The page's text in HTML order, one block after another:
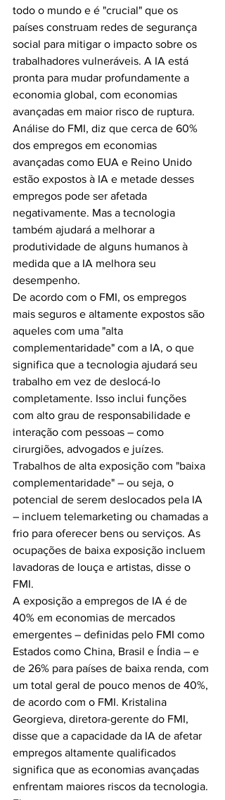
todo o mundo e é "crucial" que os
países construam redes de segurança
social para mitigar o impacto sobre os
trabalhadores vulneráveis. A IA está
pronta para mudar profundamente a
economia global, com economias
avançadas em maior risco de ruptura.
Análise do FMI, diz que cerca de 60%
dos empregos em economias
avançadas como EUA e Reino Unido
estão expostos à IA e metade desses
empregos pode ser afetada
negativamente. Mas a tecnologia
também ajudará a melhorar a
produtividade de alguns humanos à
medida que a IA melhora seu
desempenho.
De acordo com o FMI, os empregos
mais seguros e altamente expostos são
aqueles com uma "alta
complementaridade" com a IA, o que
significa que a tecnologia ajudará seu
trabalho em vez de deslocá-lo
completamente. Isso inclui funções
com alto grau de responsabilidade e
interação com pessoas – como
cirurgiões, advogados e juízes.
Trabalhos de alta exposição com "baixa
complementaridade" – ou seja, o
potencial de serem deslocados pela IA
– incluem telemarketing ou chamadas a
frio para oferecer bens ou serviços. As
ocupações de baixa exposição incluem
lavadoras de louça e artistas, disse o
FMI.
A exposição a empregos de IA é de
40% em economias de mercados
emergentes – definidas pelo FMI como
Estados como China, Brasil e Índia – e
de 26% para países de baixa renda, com
um total geral de pouco menos de 40%,
de acordo com o FMI. Kristalina
Georgieva, diretora-gerente do FMI,
disse que a capacidade da IA de afetar
empregos altamente qualificados
significa que as economias avançadas
enfrentam maiores riscos da tecnologia.